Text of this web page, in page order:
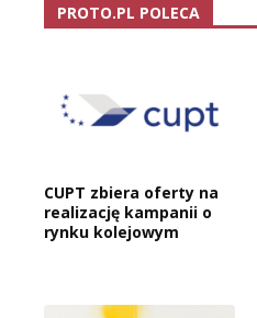
PROTO.PL POLECA
CUPT zbiera oferty na
realizację kampanii o
rynku kolejowym